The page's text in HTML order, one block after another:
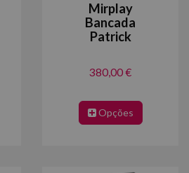
Mirplay
Bancada
Patrick
380,00 €
Opções